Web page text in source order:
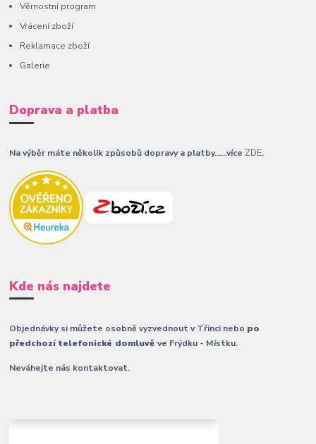
Věrnostní program
Vrácení zboží
Reklamace zboží
Galerie
Doprava a platba
Na výběr máte několik způsobů dopravy a platby......více ZDE.
Kde nás najdete
Objednávky si můžete osobně vyzvednout v Třinci nebo po
předchozí telefonické domluvěve Frýdku - Místku.
Neváhejte nás kontaktovat.